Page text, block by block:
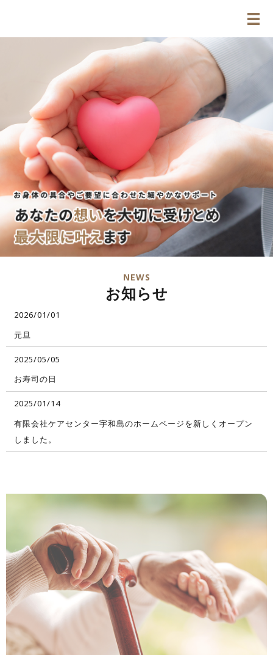
NEWS
お知らせ
2026/01/01
元旦
2025/05/05
お寿司の日
2025/01/14
有限会社ケアセンター宇和島のホームページを新しくオープン
しました。